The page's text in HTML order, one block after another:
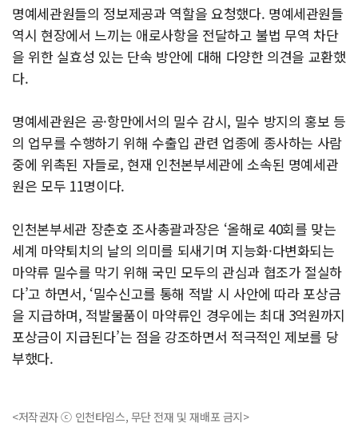
명예세관원들의 정보제공과 역할을 요청했다. 명예세관원들
역시 현장에서 느끼는 애로사항을 전달하고 불법 무역 차단
을 위한 실효성 있는 단속 방안에 대해 다양한 의견을 교환했
다.
명예세관원은 공·항만에서의 밀수 감시, 밀수 방지의 홍보 등
의 업무를 수행하기 위해 수출입 관련 업종에 종사하는 사람
중에 위촉된 자들로, 현재 인천본부세관에 소속된 명예세관
원은 모두 11명이다.
인천본부세관 장춘호 조사총괄과장은 ‘올해로 40회를 맞는
세계 마약퇴치의 날의 의미를 되새기며 지능화·다변화되는
마약류 밀수를 막기 위해 국민 모두의 관심과 협조가 절실하
다’고 하면서, ‘밀수신고를 통해 적발 시 사안에 따라 포상금
을 지급하며, 적발물품이 마약류인 경우에는 최대 3억원까지
포상금이 지급된다’는 점을 강조하면서 적극적인 제보를 당
부했다.
<저작권자 ⓒ 인천타임스, 무단 전재 및 재배포 금지>